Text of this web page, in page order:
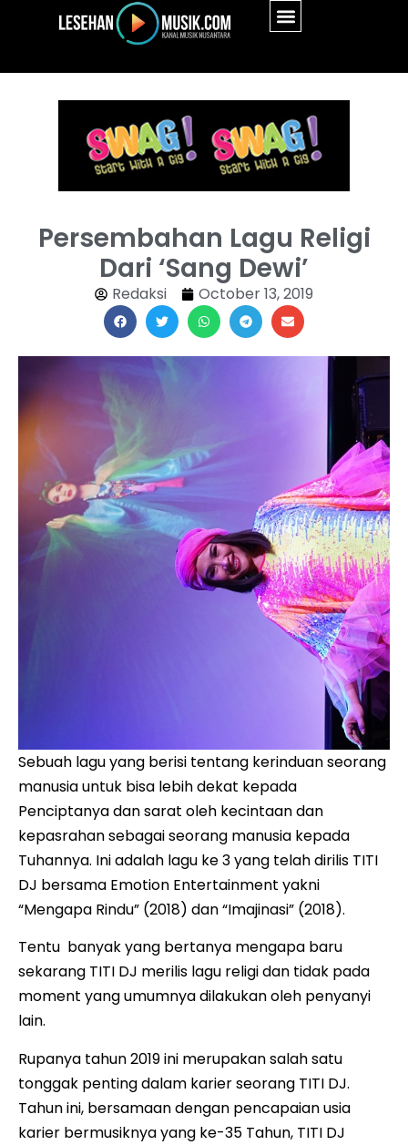
Persembahan Lagu Religi
Dari ‘Sang Dewi’
Redaksi October 13, 2019
Sebuah lagu yang berisi tentang kerinduan seorang
manusia untuk bisa lebih dekat kepada
Penciptanya dan sarat oleh kecintaan dan
kepasrahan sebagai seorang manusia kepada
Tuhannya. Ini adalah lagu ke 3 yang telah dirilis TITI
DJ bersama Emotion Entertainment yakni
“Mengapa Rindu” (2018) dan “Imajinasi” (2018).
Tentu banyak yang bertanya mengapa baru
sekarang TITI DJ merilis lagu religi dan tidak pada
moment yang umumnya dilakukan oleh penyanyi
lain.
Rupanya tahun 2019 ini merupakan salah satu
tonggak penting dalam karier seorang TITI DJ.
Tahun ini, bersamaan dengan pencapaian usia
karier bermusiknya yang ke-35 Tahun, TITI DJ